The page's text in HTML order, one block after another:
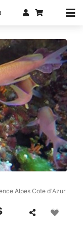
Alpes Cote d'Azur